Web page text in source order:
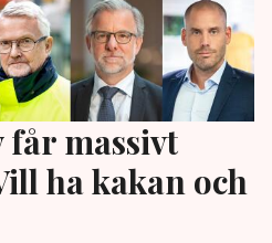
får massivt
ha kakan och